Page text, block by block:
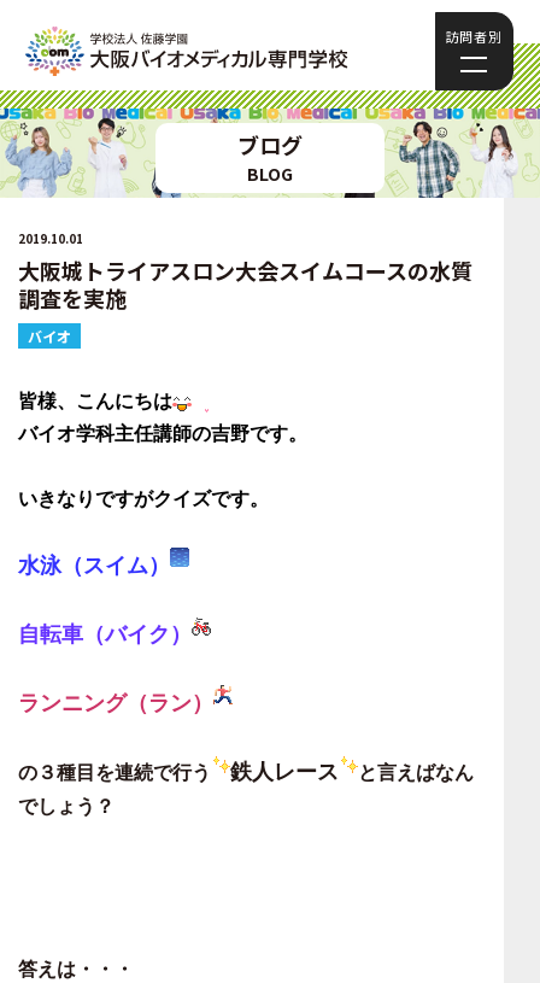
訪問者別
ブログ
BLOG
2019.10.01
大阪城トライアスロン大会スイムコースの水質
調査を実施
バイオ
皆様、こんにちは
バイオ学科主任講師の吉野です。
いきなりですがクイズです。
水泳（スイム）
自転車（バイク）
ランニング（ラン）
の３種目を連続で行う 鉄人レース
と言えばなん
でしょう？
答えは・・・